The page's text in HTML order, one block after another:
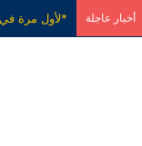
أخبار عاجلة